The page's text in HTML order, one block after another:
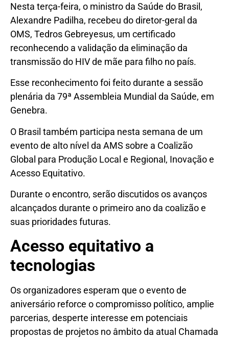
Nesta terça-feira, o ministro da Saúde do Brasil,
Alexandre Padilha, recebeu do diretor-geral da
OMS, Tedros Gebreyesus, um certificado
reconhecendo a validação da eliminação da
transmissão do HIV de mãe para filho no país.
Esse reconhecimento foi feito durante a sessão
plenária da 79ª Assembleia Mundial da Saúde, em
Genebra.
O Brasil também participa nesta semana de um
evento de alto nível da AMS sobre a Coalizão
Global para Produção Local e Regional, Inovação e
Acesso Equitativo.
Durante o encontro, serão discutidos os avanços
alcançados durante o primeiro ano da coalizão e
suas prioridades futuras.
Acesso equitativo a
tecnologias
Os organizadores esperam que o evento de
aniversário reforce o compromisso político, amplie
parcerias, desperte interesse em potenciais
propostas de projetos no âmbito da atual Chamada